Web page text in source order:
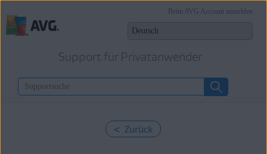
Support für Privatanwender
Beim AVG Account anmelden
< Zurück